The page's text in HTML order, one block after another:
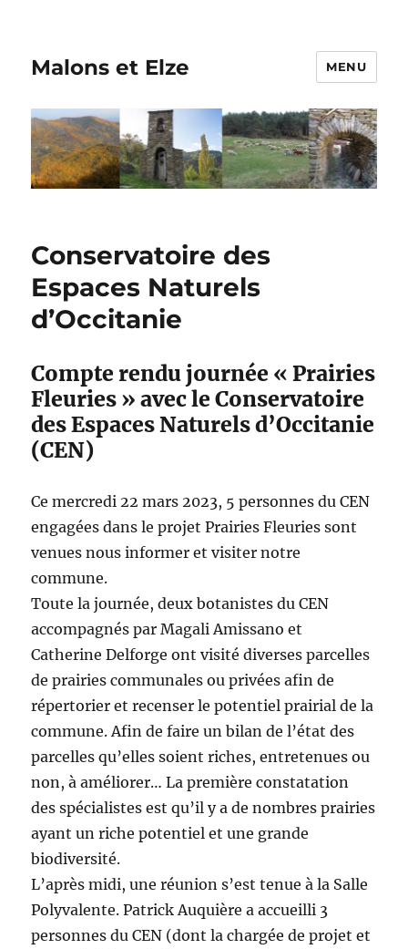
Malons et Elze MENU
Conservatoire des
Espaces Naturels
d’Occitanie
Compte rendu journée « Prairies
Fleuries » avec le Conservatoire
des Espaces Naturels d’Occitanie
(CEN)
Ce mercredi 22 mars 2023, 5 personnes du CEN
engagées dans le projet Prairies Fleuries sont
venues nous informer et visiter notre
commune.
Toute la journée, deux botanistes du CEN
accompagnés par Magali Amissano et
Catherine Delforge ont visité diverses parcelles
de prairies communales ou privées afin de
répertorier et recenser le potentiel prairial de la
commune. Afin de faire un bilan de l’état des
parcelles qu’elles soient riches, entretenues ou
non, à améliorer… La première constatation
des spécialistes est qu’il y a de nombres prairies
ayant un riche potentiel et une grande
biodiversité.
L’après midi, une réunion s’est tenue à la Salle
Polyvalente. Patrick Auquière a accueilli 3
personnes du CEN (dont la chargée de projet et